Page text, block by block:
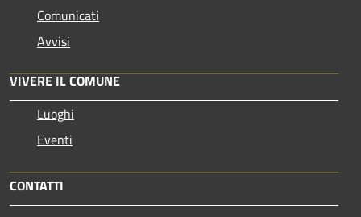
Comunicati
Avvisi
VIVERE IL COMUNE
Luoghi
Eventi
CONTATTI